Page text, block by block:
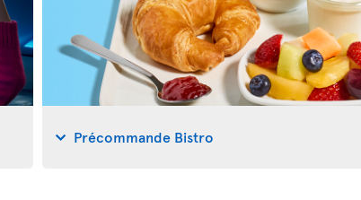
Précommande Bistro